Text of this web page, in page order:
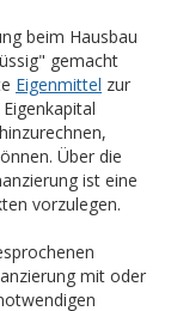
beim Hausbau
gemacht
Eigenmittel zur
Über die
ist eine
vorzulegen.
mit oder